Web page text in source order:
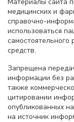
медицинских и
справочно-
использоваться
средств.
Запрещена
информации без
также
цитировании
опубликованных
на источник